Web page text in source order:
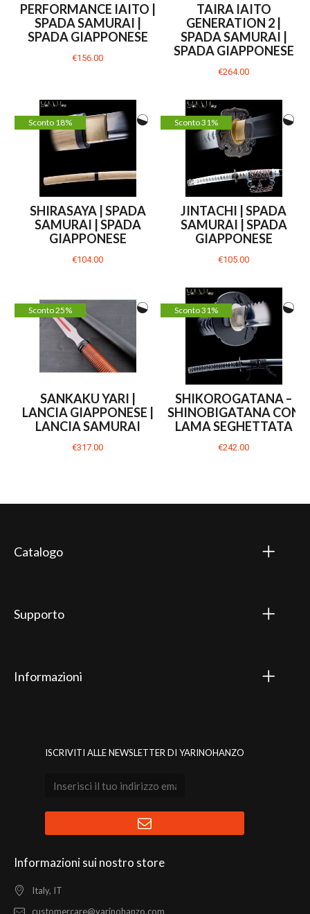
PERFORMANCE IAITO |
SPADA SAMURAI |
SPADA GIAPPONESE
€156.00
TAIRA IAITO
GENERATION 2 |
SPADA SAMURAI |
SPADA GIAPPONESE
€264.00
Sconto 18%
SHIRASAYA | SPADA
SAMURAI | SPADA
GIAPPONESE
€104.00
Sconto 31%
JINTACHI | SPADA
SAMURAI | SPADA
GIAPPONESE
€105.00
Sconto 25%
SANKAKU YARI |
LANCIA GIAPPONESE |
LANCIA SAMURAI
€317.00
Sconto 31%
SHIKOROGATANA –
SHINOBIGATANA CON
LAMA SEGHETTATA
€242.00
Catalogo
Supporto
Informazioni
ISCRIVITI ALLE NEWSLETTER DI YARINOHANZO
Informazioni sui nostro store
Italy, IT
customercare@yarinohanzo.com